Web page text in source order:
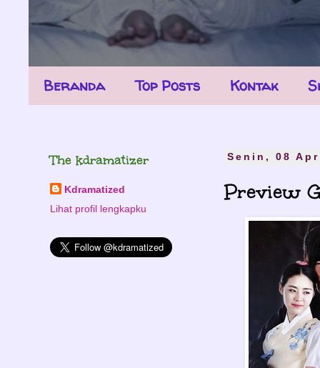
Beranda Top Posts Kontak
Senin, 08
Preview
The kdramatizer
Kdramatized
Lihat profil lengkapku